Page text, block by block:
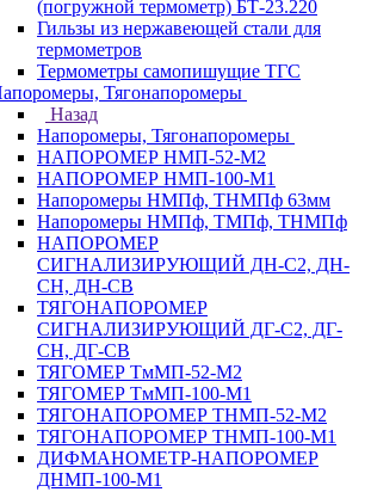
(погружной термометр) БТ-23.220
Гильзы из нержавеющей стали для
термометров
Термометры самопишущие ТГС
Тягонапоромеры
Назад
Напоромеры, Тягонапоромеры
НАПОРОМЕР НМП-52-М2
НАПОРОМЕР НМП-100-М1
Напоромеры НМПф, ТНМПф 63мм
Напоромеры НМПф, ТМПф, ТНМПф
НАПОРОМЕР
СИГНАЛИЗИРУЮЩИЙ ДН-С2, ДН-
СН, ДН-СВ
ТЯГОНАПОРОМЕР
СИГНАЛИЗИРУЮЩИЙ ДГ-С2, ДГ-
СН, ДГ-СВ
ТЯГОМЕР ТмМП-52-М2
ТЯГОМЕР ТмМП-100-М1
ТЯГОНАПОРОМЕР ТНМП-52-М2
ТЯГОНАПОРОМЕР ТНМП-100-М1
ДИФМАНОМЕТР-НАПОРОМЕР
ДНМП-100-М1